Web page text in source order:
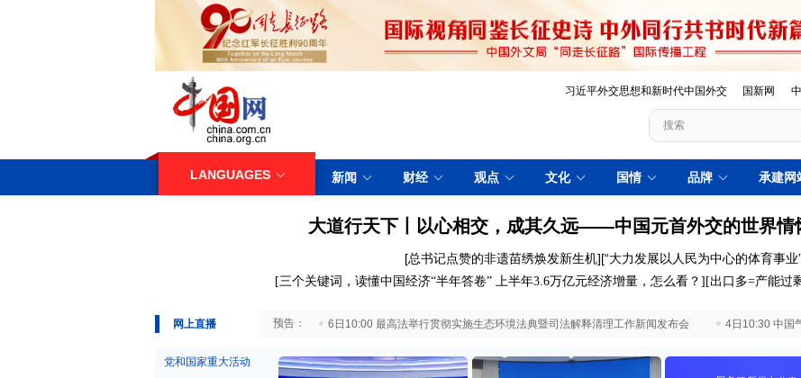
习近平外交思想和新时代中国外交 国新网
LANGUAGES 新闻 财经 观点 文化 国情 品牌 承建网
大道行天下丨以心相交，成其久远——中国元首外交的世界情
[总书记点赞的非遗苗绣焕发新生机][“大力发展以人民为中心的体育事业
[三个关键词，读懂中国经济“半年答卷” 上半年3.6万亿元经济增量，怎么看？ ][出口多=产能过
网上直播
29日10:00 国务院台湾事务办公室7月29日举行新闻发布会 6日10:00 最高法举行贯彻实施生态环境法典暨司法解释清理工作新闻发布会 4日10:30 中国
党和国家重大活动